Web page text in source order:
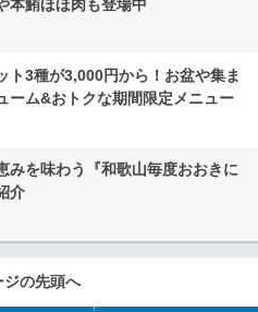
本鮪ほほ肉も登場中
ト3種が3,000円から！お盆や集ま
ーム&おトクな期間限定メニュー
みを味わう『和歌山毎度おおきに
介
ジの先頭へ